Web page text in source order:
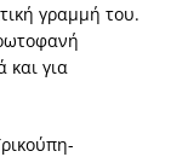
γραμμή του.
και για